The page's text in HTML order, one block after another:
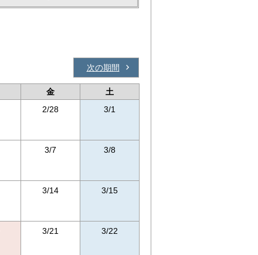
次の期間
金
土
2/28 3/1
3/7 3/8
3/14 3/15
3/21 3/22